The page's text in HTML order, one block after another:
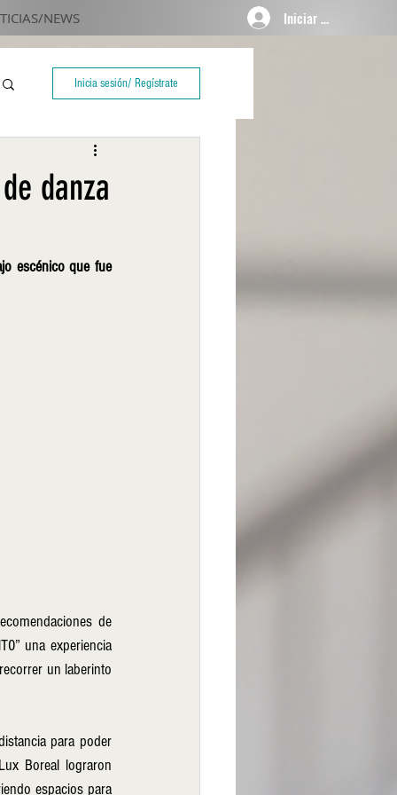
NEWS Iniciar sesión
Inicia sesión/ Regístrate
danza
escénico que fue
de
una experiencia
un laberinto
para poder
Boreal lograron
espacios para